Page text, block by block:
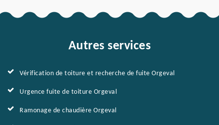
Autres services
Vérification de toiture et recherche de fuite Orgeval
Urgence fuite de toiture Orgeval
Ramonage de chaudière Orgeval